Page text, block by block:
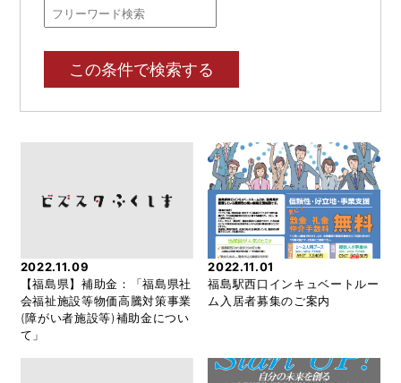
この条件で検索する
2022.11.09
【福島県】補助金：「福島県社
会福祉施設等物価高騰対策事業
(障がい者施設等)補助金につい
て」
2022.11.01
福島駅西口インキュベートルー
ム入居者募集のご案内